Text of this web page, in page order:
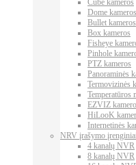
Cube kameros
Dome kameros
Bullet kameros
Box kameros
Fisheye
Pinhole
PTZ kameros
Panoraminės
Termovizinės
Temperatūros
EZVIZ
HiLooK
Internetinės
NRV įrašymo
4 kanalų NVR
8 kanalų NVR